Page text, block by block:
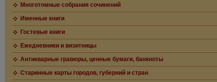
Многотомные собрания сочинений
Именные книги
Гостевые книги
Ежедневники и визитницы
Антикварные гравюры, ценные бумаги, банкноты
Старинные карты городов, губерний и стран